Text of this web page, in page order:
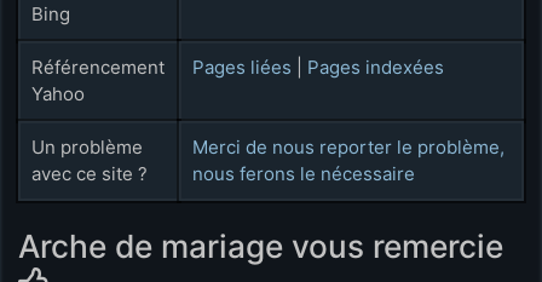
Bing
Référencement
Yahoo
Pages liées Pages indexées
Un problème
avec ce site ?
Merci de nous reporter le problème,
nous ferons le nécessaire
Arche de mariage vous remercie